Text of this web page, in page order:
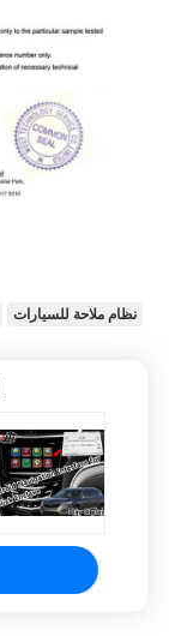
نظام ملاحة للسيارات